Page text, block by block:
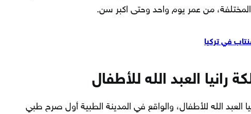
المختلفة، من عمر يوم واحد وحتى اكبر سن.
في تركيا
العبد الله للأطفال
العبد الله للأطفال، والواقع في المدينة الطبية أول صرح طبي